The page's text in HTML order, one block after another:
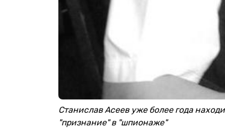
Станислав Асеев уже более года
"признание" в "шпионаже"